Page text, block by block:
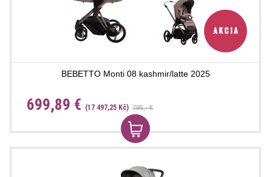
BEBETTO Monti 08 kashmir/latte 2025
699,89 € (17 497,25 Kč) 795,- €